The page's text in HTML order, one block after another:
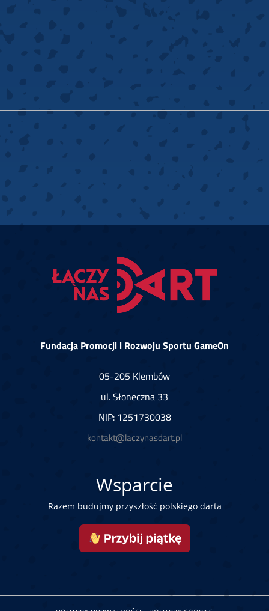
Fundacja Promocji i Rozwoju Sportu GameOn
05-205 Klembów
ul. Słoneczna 33
NIP: 1251730038
kontakt@laczynasdart.pl
Wsparcie
Razem budujmy przyszłość polskiego darta